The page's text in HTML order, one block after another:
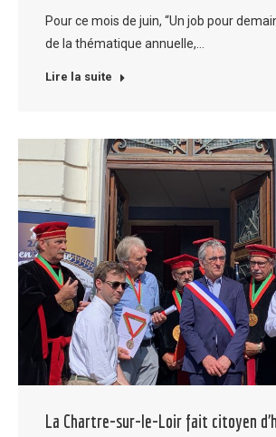
Pour ce mois de juin, “Un job pour
de la thématique annuelle,…
Lire la suite
La Chartre-sur-le-Loir fait citoyen